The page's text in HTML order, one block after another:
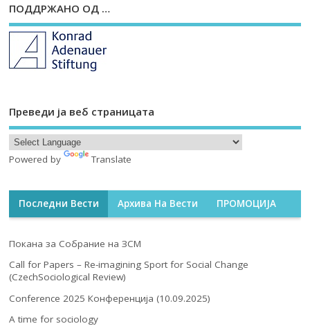
ПОДДРЖАНО ОД …
Преведи ја веб страницата
Powered by Translate
Последни Вести Архива На Вести ПРОМОЦИЈА
Покана за Собрание на ЗСМ
Call for Papers – Re-imagining Sport for Social Change
(CzechSociological Review)
Conference 2025 Конференција (10.09.2025)
A time for sociology